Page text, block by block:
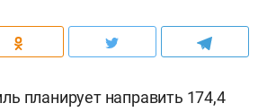
планирует направить 174,4